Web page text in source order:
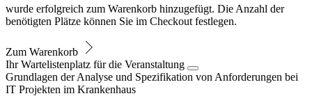
wurde erfolgreich zum Warenkorb hinzugefügt. Die Anzahl der
benötigten Plätze können Sie im Checkout festlegen.
Zum Warenkorb
Ihr Wartelistenplatz für die Veranstaltung
Grundlagen der Analyse und Spezifikation von Anforderungen bei
IT Projekten im Krankenhaus